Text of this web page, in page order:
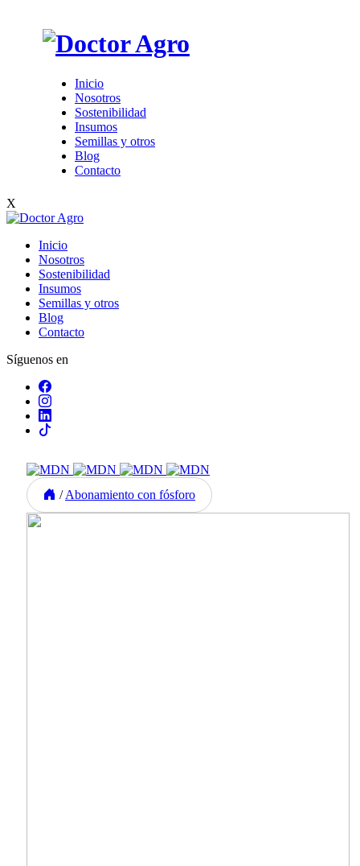
Inicio
Nosotros
Sostenibilidad
Insumos
Semillas y otros
Blog
Contacto
X
Inicio
Nosotros
Sostenibilidad
Insumos
Semillas y otros
Blog
Contacto
Síguenos en
/ Abonamiento con fósforo